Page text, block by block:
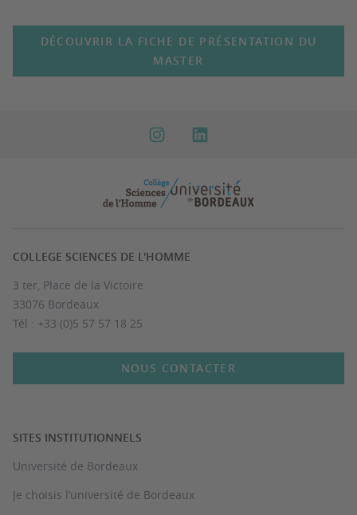
DÉCOUVRIR LA FICHE DE PRÉSENTATION DU
MASTER
COLLEGE SCIENCES DE L'HOMME
3 ter, Place de la Victoire
33076 Bordeaux
Tél : +33 (0)5 57 57 18 25
NOUS CONTACTER
SITES INSTITUTIONNELS
Université de Bordeaux
Je choisis l’université de Bordeaux